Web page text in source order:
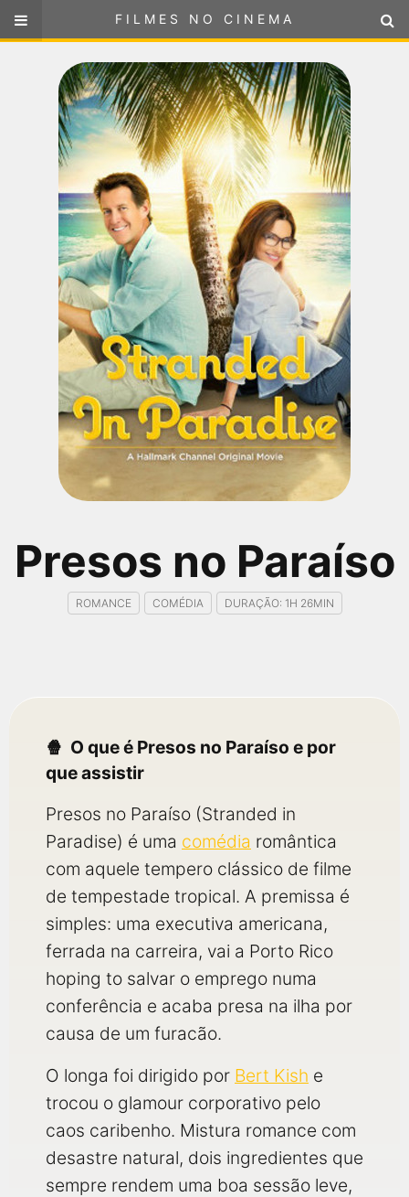
FILMES NO CINEMA
ou selecione sua localização
Presos no Paraíso
ROMANCE COMÉDIA DURAÇÃO: 1H 26MIN
O que é Presos no Paraíso e por
que assistir
Presos no Paraíso (Stranded in
Paradise) é uma comédia romântica
com aquele tempero clássico de filme
de tempestade tropical. A premissa é
simples: uma executiva americana,
ferrada na carreira, vai a Porto Rico
hoping to salvar o emprego numa
conferência e acaba presa na ilha por
causa de um furacão.
O longa foi dirigido por Bert Kish e
trocou o glamour corporativo pelo
caos caribenho. Mistura romance com
desastre natural, dois ingredientes que
sempre rendem uma boa sessão leve,
FILMES NO CINEMA
SELECIONE SUA LOCALIZAÇÃO
FILMES EM CARTAZ
PRÓXIMOS LANÇAMENTOS
GÊNEROS
NOTÍCIAS
PÁGINA INICIAL
FilmesNoCinema.com.bré o maior localizador de filmes e
sessões de cinema no Brasil. Através dele, você pode
encontrar os filmes no cinema mais próximos a você ou a
qualquer cidade em território brasileiro. Você pode também
acessar informações sobre cinemas, horários, assistir aos
trailers e muito mais.